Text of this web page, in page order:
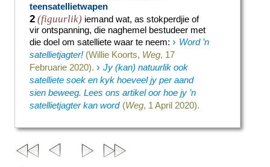
teensatellietwapen
2 (figuurlik) iemand wat, as stokperdjie of
vir ontspanning, die naghemel bestudeer met
die doel om satelliete waar te neem:› Word ’n
satellietjagter! (Willie Koorts, Weg, 17
Februarie 2020). › Jy (kan) natuurlik ook
satelliete soek en kyk hoeveel jy per aand
sien beweeg. Lees ons artikel oor hoe jy ’n
satellietjagter kan word (Weg, 1 April 2020).